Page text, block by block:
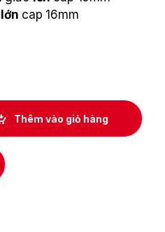
lớn cap 16mm
Thêm vào giỏ hàng